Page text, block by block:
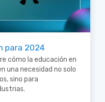
para 2024
cómo la educación en
una necesidad no solo
sino para